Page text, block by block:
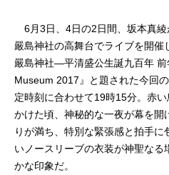
6月3日、4日の2日間、坂本真綾
嚴島神社の高舞台でライブを開
嚴島神社―平清盛公生誕九百年
Museum 2017』と題された今回
定時刻に合わせて19時15分。赤
かけた頃、神秘的な一夜が幕を
りが満ち、特別な緊張感と拍手
いノースリーブの衣装が神聖なる
かな印象だ。